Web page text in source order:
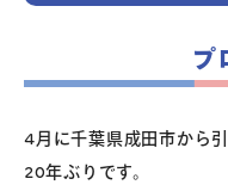
新着情報
コラム・読み物
プ
4月に千葉県成田市から
20年ぶりです。